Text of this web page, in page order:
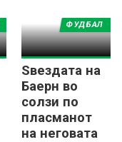
Ѕвездата на
Баерн во
солзи по
пласманот
на неговата
ФУДБАЛ